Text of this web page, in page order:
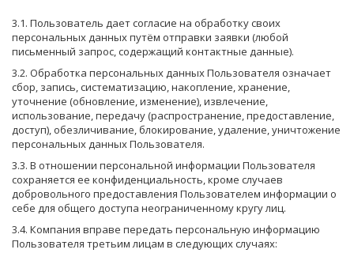
3.1. Пользователь дает согласие на обработку своих
персональных данных путём отправки заявки (любой
письменный запрос, содержащий контактные данные).
3.2. Обработка персональных данных Пользователя означает
сбор, запись, систематизацию, накопление, хранение,
уточнение (обновление, изменение), извлечение,
использование, передачу (распространение, предоставление,
доступ), обезличивание, блокирование, удаление, уничтожение
персональных данных Пользователя.
3.3. В отношении персональной информации Пользователя
сохраняется ее конфиденциальность, кроме случаев
добровольного предоставления Пользователем информации о
себе для общего доступа неограниченному кругу лиц.
3.4. Компания вправе передать персональную информацию
Пользователя третьим лицам в следующих случаях: